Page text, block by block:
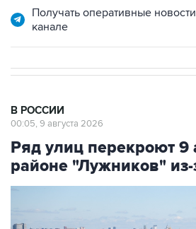
Получать оперативные
канале
В РОССИИ
00:05, 9 августа 2026
Ряд улиц перекроют 9
районе "Лужников" из-